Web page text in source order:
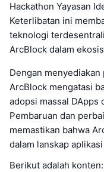
Hackathon Yayasan
Keterlibatan ini
teknologi
ArcBlock dalam
Dengan
ArcBlock mengatasi
adopsi massal DApps
Pembaruan dan
memastikan bahwa
dalam lanskap
Berikut adalah